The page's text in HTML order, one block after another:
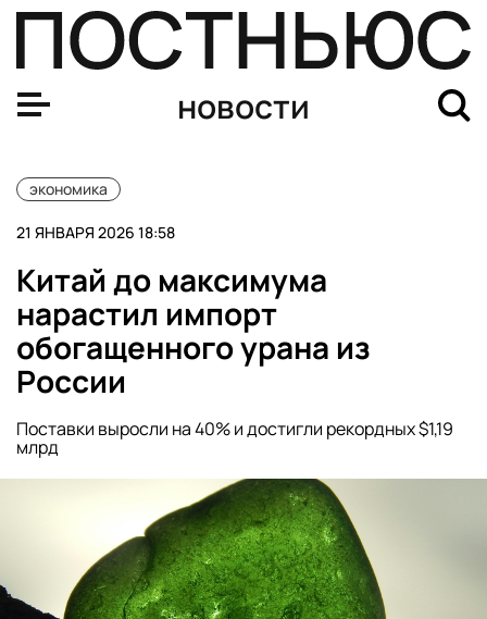
новости
экономика
21 ЯНВАРЯ 2026 18:58
Китай до максимума
нарастил импорт
обогащенного урана из
России
Поставки выросли на 40% и достигли рекордных $1,19
млрд
Российский рынок акций взлетел в ожидании